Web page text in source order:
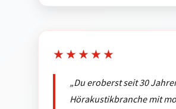
★★★★★
„Du eroberst seit 30
Hörakustikbranche mit